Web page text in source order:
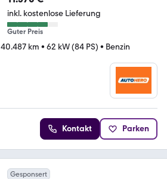
inkl. kostenlose Lieferung
Guter Preis
40.487 km • 62 kW (84 PS) • Benzin
Kontakt Parken
Gesponsert